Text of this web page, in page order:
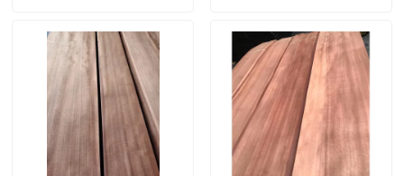
منتجات
معلومات عنا